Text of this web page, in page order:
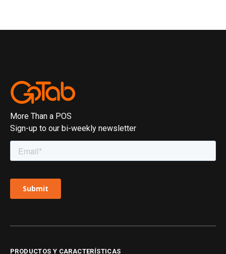
More Than a POS
Sign-up to our bi-weekly newsletter
PRODUCTOS Y CARACTERÍSTICAS